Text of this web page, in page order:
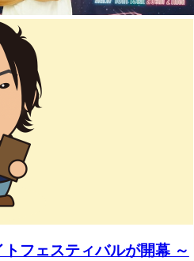
フェスティバルが開幕 ～